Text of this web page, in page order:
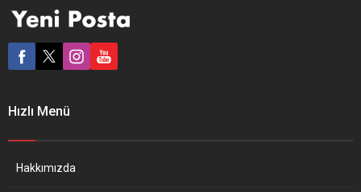
bilinen Friedrich Merz için
parti kültüründen “en net
kopuşun” işareti olarak
finans piyasasına yakın bir
tarihlerindeki seçimlerde
Hızlı Menü
Hakkımızda